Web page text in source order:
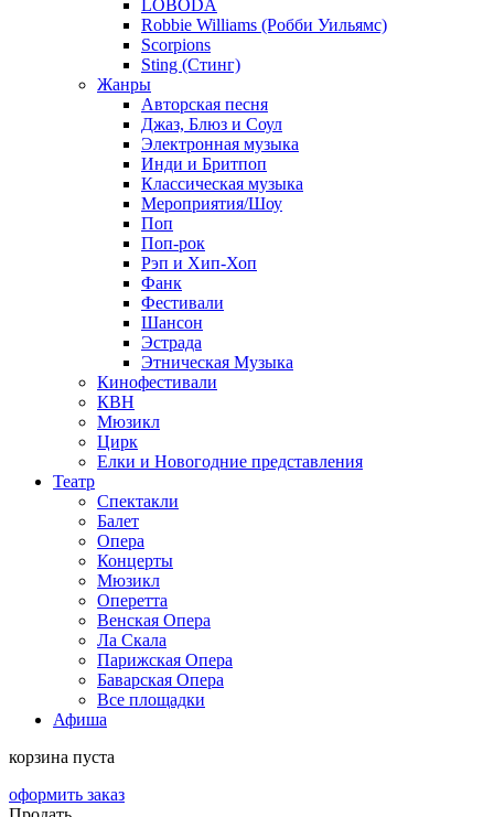
LOBODA
Robbie Williams (Робби Уильямс)
Scorpions
Sting (Стинг)
Жанры
Авторская песня
Джаз, Блюз и Соул
Электронная музыка
Инди и Бритпоп
Классическая музыка
Мероприятия/Шоу
Поп
Поп-рок
Рэп и Хип-Хоп
Фанк
Фестивали
Шансон
Эстрада
Этническая Музыка
Кинофестивали
КВН
Мюзикл
Цирк
Елки и Новогодние представления
Театр
Спектакли
Балет
Опера
Концерты
Мюзикл
Оперетта
Венская Опера
Ла Скала
Парижская Опера
Баварская Опера
Все площадки
Афиша
корзина пуста
оформить заказ